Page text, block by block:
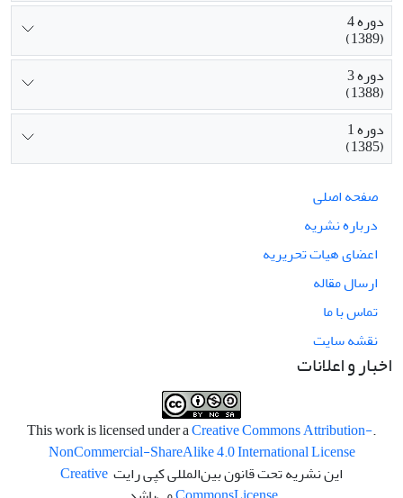
دوره 4
(1389)
دوره 3
(1388)
دوره 1
(1385)
صفحه اصلی
درباره نشریه
اعضای هیات تحریریه
ارسال مقاله
تماس با ما
نقشه سایت
اخبار و اعلانات
.This work is licensed under a
Creative Commons Attribution-
NonCommercial-ShareAlike 4.0 International License
این نشریه تحت قانون بین‌المللی کپی رایت Creative